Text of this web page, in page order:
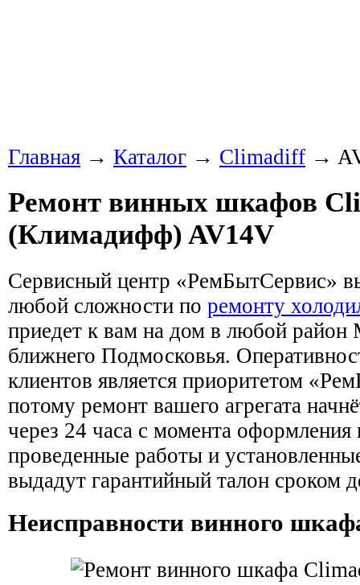
Главная → Каталог → Climadiff →
Ремонт винных шкафов
(Климадифф) AV14V
Сервисный центр «РемБытСервис»
любой сложности по ремонту
приедет к вам на дом в любой район
ближнего Подмосковья.
клиентов является приоритетом
потому ремонт вашего агрегата
через 24 часа с момента оформления
проведенные работы и
выдадут гарантийный талон сроком
Неисправности винного